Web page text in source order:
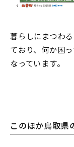
暮らしにまつわ
ており、何か困
なっています。
このほか鳥取県